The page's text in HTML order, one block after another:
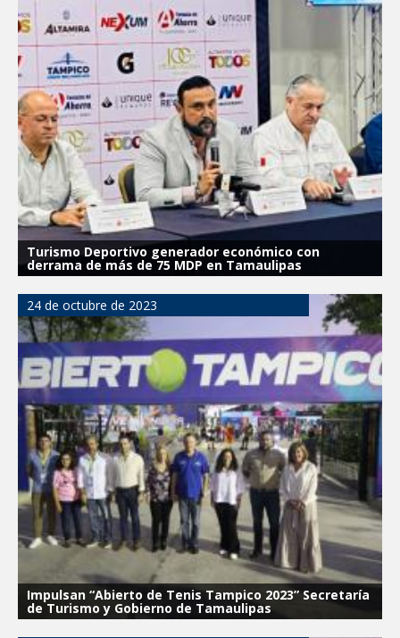
Turismo Deportivo generador económico con
derrama de más de 75 MDP en Tamaulipas
24 de octubre de 2023
Impulsan “Abierto de Tenis Tampico 2023” Secretaría
de Turismo y Gobierno de Tamaulipas